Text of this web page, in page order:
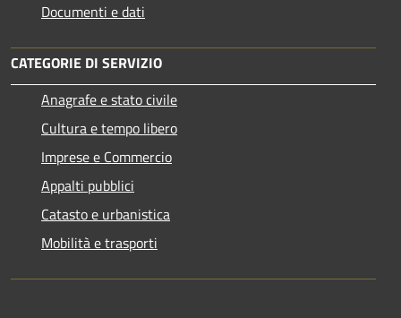
Documenti e dati
CATEGORIE DI SERVIZIO
Anagrafe e stato civile
Cultura e tempo libero
Imprese e Commercio
Appalti pubblici
Catasto e urbanistica
Mobilità e trasporti